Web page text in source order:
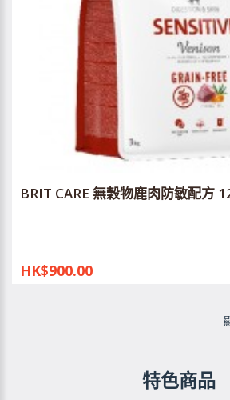
BRIT CARE 無穀物鹿肉防敏配方
HK$900.00
特色商品